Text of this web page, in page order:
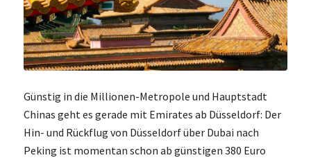
Günstig in die Millionen-Metropole und Hauptstadt
Chinas geht es gerade mit Emirates ab Düsseldorf: Der
Hin- und Rückflug von Düsseldorf über Dubai nach
Peking ist momentan schon ab günstigen 380 Euro